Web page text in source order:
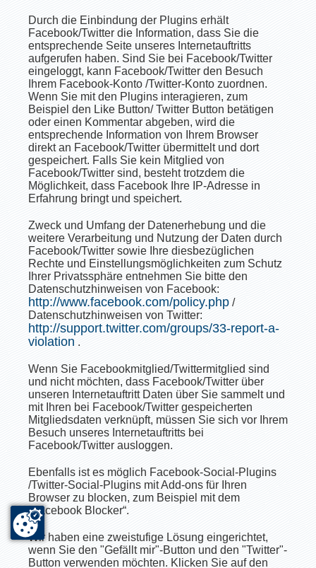
Durch die Einbindung der Plugins erhält
Facebook/Twitter die Information, dass Sie die
entsprechende Seite unseres Internetauftritts
aufgerufen haben. Sind Sie bei Facebook/Twitter
eingeloggt, kann Facebook/Twitter den Besuch
Ihrem Facebook-Konto /Twitter-Konto zuordnen.
Wenn Sie mit den Plugins interagieren, zum
Beispiel den Like Button/ Twitter Button betätigen
oder einen Kommentar abgeben, wird die
entsprechende Information von Ihrem Browser
direkt an Facebook/Twitter übermittelt und dort
gespeichert. Falls Sie kein Mitglied von
Facebook/Twitter sind, besteht trotzdem die
Möglichkeit, dass Facebook Ihre IP-Adresse in
Erfahrung bringt und speichert.
Zweck und Umfang der Datenerhebung und die
weitere Verarbeitung und Nutzung der Daten durch
Facebook/Twitter sowie Ihre diesbezüglichen
Rechte und Einstellungsmöglichkeiten zum Schutz
Ihrer Privatssphäre entnehmen Sie bitte den
Datenschutzhinweisen von Facebook:
http://www.facebook.com/policy.php /
Datenschutzhinweisen von Twitter:
http://support.twitter.com/groups/33-report-a-
violation .
Wenn Sie Facebookmitglied/Twittermitglied sind
und nicht möchten, dass Facebook/Twitter über
unseren Internetauftritt Daten über Sie sammelt und
mit Ihren bei Facebook/Twitter gespeicherten
Mitgliedsdaten verknüpft, müssen Sie sich vor Ihrem
Besuch unseres Internetauftritts bei
Facebook/Twitter ausloggen.
Ebenfalls ist es möglich Facebook-Social-Plugins
/Twitter-Social-Plugins mit Add-ons für Ihren
Browser zu blocken, zum Beispiel mit dem
“Facebook Blocker“.
Wir haben eine zweistufige Lösung eingerichtet,
wenn Sie den "Gefällt mir"-Button und den "Twitter"-
Button verwenden möchten. Klicken Sie auf den